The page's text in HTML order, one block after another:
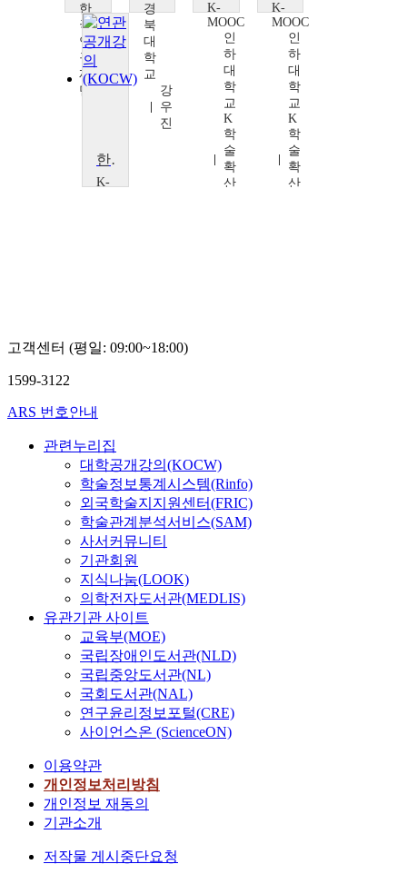
한
국
연
구
재
단
경
북
대
학
교
강
우
진
K-
MOOC
인
하
대
학
교
K
학
술
확
산
K-
MOOC
인
하
대
학
교
K
학
술
확
산
한국의 민주화와 민주주의
K-
확
상
두
고객센터 (평일: 09:00~18:00)
1599-3122
ARS 번호안내
관련누리집
대학공개강의(KOCW)
학술정보통계시스템(Rinfo)
외국학술지지원센터(FRIC)
학술관계분석서비스(SAM)
사서커뮤니티
기관회원
지식나눔(LOOK)
의학전자도서관(MEDLIS)
유관기관 사이트
교육부(MOE)
국립장애인도서관(NLD)
국립중앙도서관(NL)
국회도서관(NAL)
연구윤리정보포털(CRE)
사이언스온 (ScienceON)
이용약관
개인정보처리방침
개인정보 재동의
기관소개
저작물 게시중단요청